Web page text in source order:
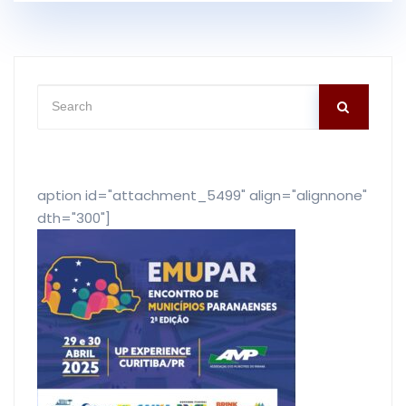
[caption id="attachment_5499" align="alignnone"
width="300"]